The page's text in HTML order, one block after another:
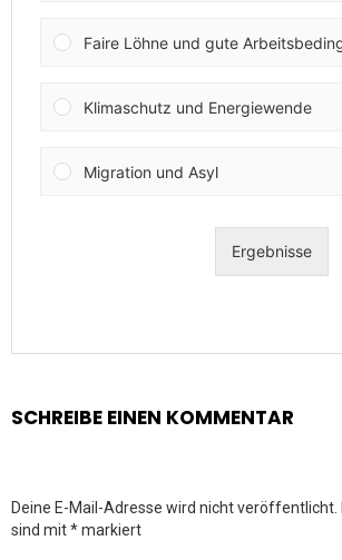
SCHREIBE EINEN KOMMENTAR
Deine E-Mail-Adresse wird nicht veröffentlicht.
sind mit*markiert